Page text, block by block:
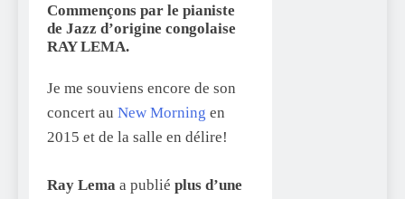
Commençons par le pianiste
de Jazz d’origine congolaise
RAY LEMA.
Je me souviens encore de son
concert au New Morning en
2015 et de la salle en délire!
Ray Lema a publié plus d’une